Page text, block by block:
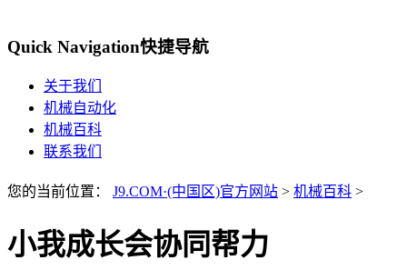
Quick Navigation快捷导航
关于我们
机械自动化
机械百科
联系我们
您的当前位置： J9.COM·(中国区)官方网站 > 机械百科 >
小我成长会协同帮力